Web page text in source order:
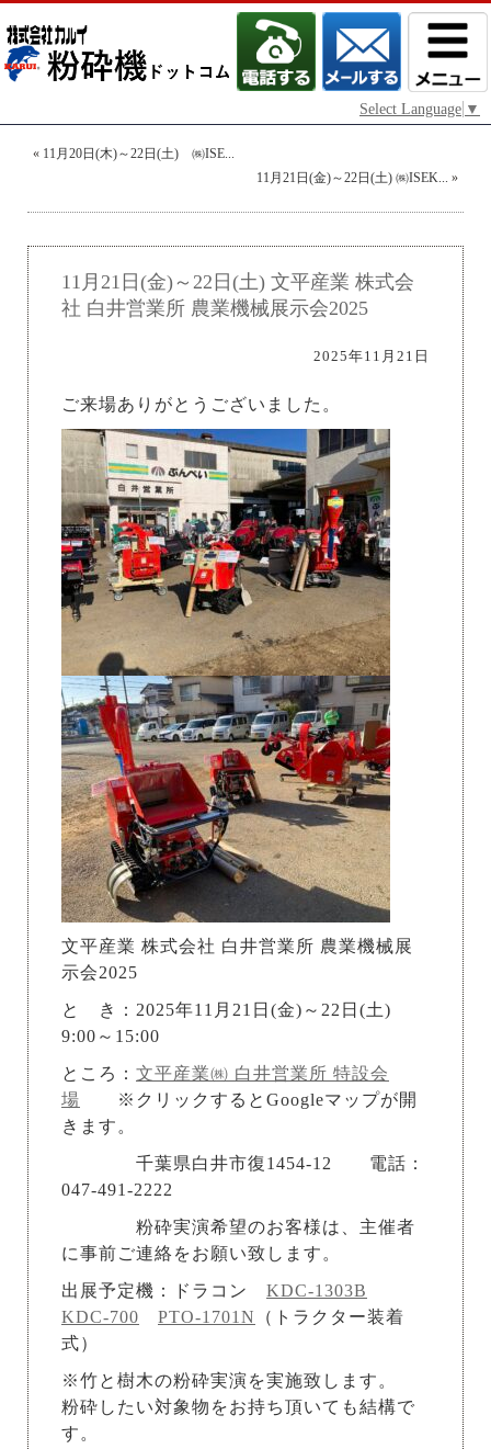
Select Language ▼
« 11月20日(木)～22日(土) ㈱ISE...
11月21日(金)～22日(土) ㈱ISEK... »
11月21日(金)～22日(土) 文平産業 株式会
社 白井営業所 農業機械展示会2025
2025年11月21日
ご来場ありがとうございました。
文平産業 株式会社 白井営業所 農業機械展
示会2025
と き：2025年11月21日(金)～22日(土)
9:00～15:00
ところ： 文平産業㈱ 白井営業所 特設会
場 ※クリックするとGoogleマップが開
きます。
千葉県白井市復1454-12 電話：
047-491-2222
粉砕実演希望のお客様は、主催者
に事前ご連絡をお願い致します。
出展予定機：ドラコン KDC-1303B
KDC-700
PTO-1701N
（トラクター装着
式）
※竹と樹木の粉砕実演を実施致します。
粉砕したい対象物をお持ち頂いても結構で
す。